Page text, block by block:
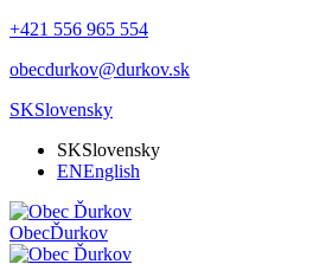
+421 556 965 554
obecdurkov@durkov.sk
SKSlovensky
SKSlovensky
ENEnglish
ObecĎurkov